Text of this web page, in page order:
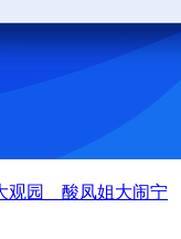
观园 酸凤姐大闹宁